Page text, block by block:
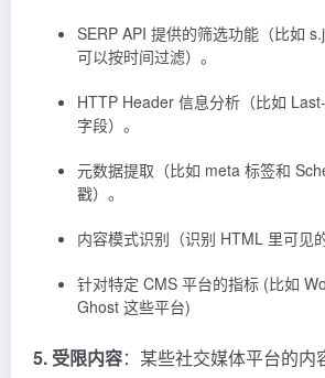
SERP API 提供的筛选功能（比如
可以按时间过滤）。
HTTP Header 信息分析（比如
字段）。
元数据提取（比如 meta 标签和
戳）。
内容模式识别（识别 HTML 里可见
针对特定 CMS 平台的指标 (比如
Ghost 这些平台)
5. 受限内容：某些社交媒体平台的